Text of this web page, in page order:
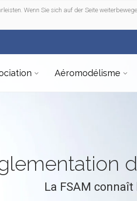
Wenn Sie sich auf der Seite
Aéromodélisme
La FSAM